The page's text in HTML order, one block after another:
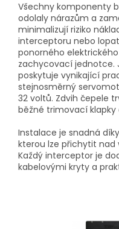
Všechny komponenty
odolaly nárazům a
minimalizují riziko
interceptoru nebo
ponorného
zachycovací jednotce.
poskytuje vynikající
stejnosměrný
32 voltů. Zdvih čepele
běžné trimovací klapky
Instalace je snadná
kterou lze přichytit nad
Každý interceptor je
kabelovými kryty a